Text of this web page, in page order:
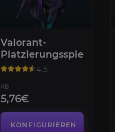
Valorant-
Platzierungsspiele
4.5
AB
5,76€
KONFIGURIEREN